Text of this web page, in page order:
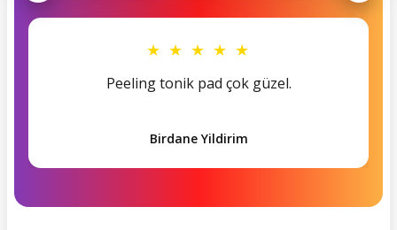
★ ★ ★ ★ ★
Peeling tonik pad çok güzel.
Birdane Yildirim